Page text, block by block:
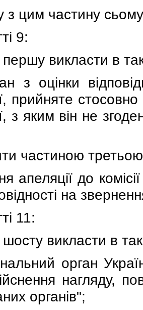
цим частину
9:
викласти в
оцiнки
прийняте
з яким вiн не
частиною третьою
до комiсiї
на
11:
викласти в
орган
нагляду,
органiв";